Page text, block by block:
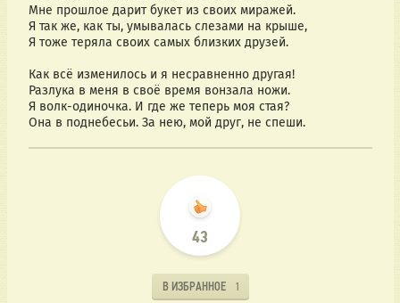
Мне прошлое дарит букет из своих миражей.
Я так же, как ты, умывалась слезами на крыше,
Я тоже теряла своих самых близких друзей.
Как всё изменилось и я несравненно другая!
Разлука в меня в своё время вонзала ножи.
Я волк-одиночка. И где же теперь моя стая?
Она в поднебесьи. За нею, мой друг, не спеши.
43
В ИЗБРАННОЕ 1